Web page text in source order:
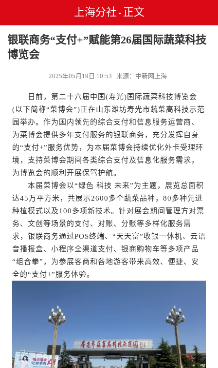
上海分社 • 正文
银联商务“支付+”赋能第26届国际蔬菜科技
博览会
2025年05月19日 10:53 来源：中新网上海
日前，第二十六届中国(寿光)国际蔬菜科技博览会
(以下简称“菜博会”)正在山东潍坊寿光市蔬菜高科技示范
园举办。作为国内领先的综合支付和信息服务运营商、
为菜博会提供多年支付服务的银联商务，充分发挥自身
的“支付+”服务优势，为本届菜博会持续优化外卡受理环
境，支持菜博会期间各类综合支付及信息化服务需求，
为博览会的顺利开展保驾护航。
本届菜博会以“绿色 科技 未来”为主题，展览总面积
达45万平方米，共展示2600多个蔬菜品种，80多种先进
种植模式以及100多项新技术。针对展会期间管理方对票
务、文创等场景的支付、对账、分账等多样化服务需
求，银联商务通过POS终端、“天天富”收银一体机、云语
音播报盒、小程序全渠道支付、银商购物车等多项产品
“组合拳”，为参展客商和各地游客带来高效、便捷、安
全的“支付+”服务体验。